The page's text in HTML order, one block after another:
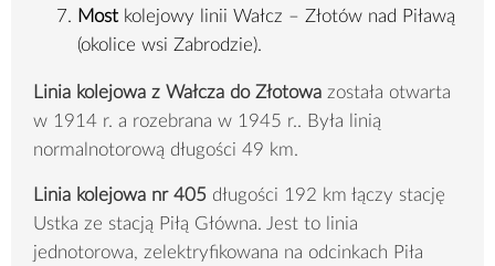
Most kolejowy linii Wałcz – Złotów nad Piławą
(okolice wsi Zabrodzie).
Linia kolejowa z Wałcza do Złotowa została otwarta
w 1914 r. a rozebrana w 1945 r.. Była linią
normalnotorową długości 49 km.
Linia kolejowa nr 405 długości 192 km łączy stację
Ustka ze stacją Piłą Główna. Jest to linia
jednotorowa, zelektryfikowana na odcinkach Piła